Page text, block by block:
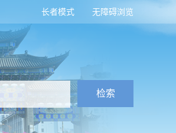
无障碍浏览
长者模式